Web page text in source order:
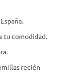
tu comodidad.
recién